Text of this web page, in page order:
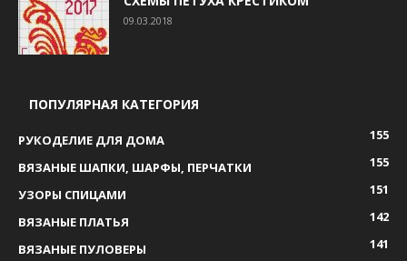
09.03.2018
ПОПУЛЯРНАЯ КАТЕГОРИЯ
РУКОДЕЛИЕ ДЛЯ ДОМА
155
ВЯЗАНЫЕ ШАПКИ, ШАРФЫ, ПЕРЧАТКИ
155
УЗОРЫ СПИЦАМИ
151
ВЯЗАНЫЕ ПЛАТЬЯ
142
ВЯЗАНЫЕ ПУЛОВЕРЫ
141